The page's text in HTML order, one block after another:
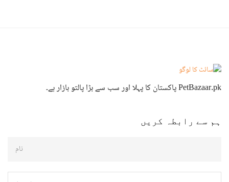
PetBazaar.pk پاکستان کا پہلا اور سب سے بڑا پالتو بازار ہے۔
ہم سے رابطہ کریں